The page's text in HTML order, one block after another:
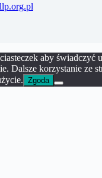
llp.org.pl
aby świadczyć
Dalsze korzystanie ze
Zgoda